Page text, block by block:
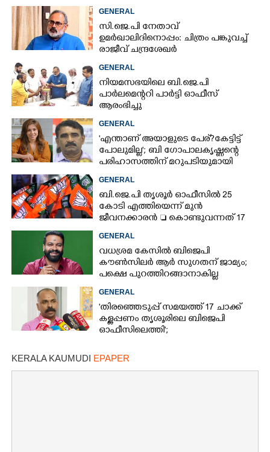
GENERAL
സി.ജെ.പി നേതാവ്
ഉമർഖാലിദിനൊപ്പം: ചിത്രം പങ്കുവച്ച്
രാജീവ് ചന്ദ്രശേഖർ
GENERAL
നിയമസഭയിലെ ബി.ജെ.പി
പാർലമെന്ററി പാർട്ടി ഓഫീസ്
ആരംഭിച്ചു
GENERAL
'എന്താണ് അയാളുടെ പേര്? കേട്ടിട്ട്
പോലുമില്ല'; ബി ഗോപാലകൃഷ്ണന്റെ
പരിഹാസത്തിന് മറുപടിയുമായി
GENERAL
ബി.ജെ.പി തൃശൂർ ഓഫീസിൽ 25
കോടി എത്തിയെന്ന് മുൻ
ജീവനക്കാരൻ  കൊണ്ടുവന്നത് 17
GENERAL
വധശ്രമ കേസിൽ ബിജെപി
കൗൺസിലർ ആർ സുഗതന് ജാമ്യം;
പക്ഷെ പുറത്തിറങ്ങാനാകില്ല
GENERAL
'തിരഞ്ഞെടുപ്പ് സമയത്ത് 17 ചാക്ക്
കള്ളപ്പണം തൃശൂരിലെ ബിജെപി
ഓഫീസിലെത്തി';
സെക്രട്ടറി
KERALA KAUMUDI EPAPER